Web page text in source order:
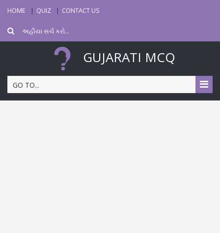
HOME QUIZ CONTACT US
GUJARATI MCQ
GO TO...